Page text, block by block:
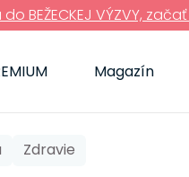
BEŽECKEJ VÝZVY,
Magazín
Zdravie